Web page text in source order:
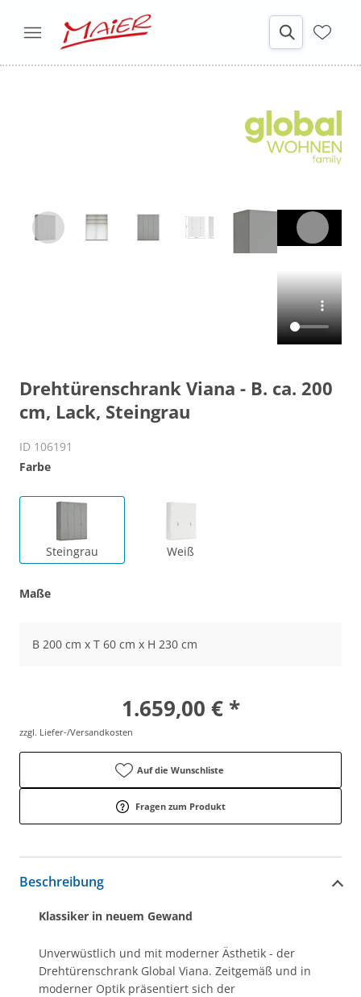
Drehtürenschrank Viana - B. ca. 200
cm, Lack, Steingrau
ID 106191
Farbe
Steingrau Weiß
Maße
B 200 cm x T 60 cm x H 230 cm
1.659,00 € *
zzgl. Liefer-/Versandkosten
Auf die Wunschliste
Fragen zum Produkt
Beschreibung
Klassiker in neuem Gewand
Unverwüstlich und mit moderner Ästhetik - der
Drehtürenschrank Global Viana. Zeitgemäß und in
moderner Optik präsentiert sich der